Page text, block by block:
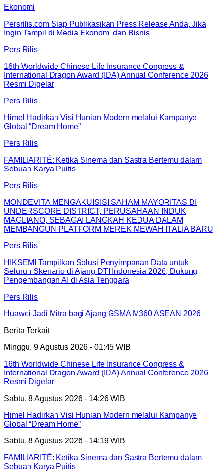
Ekonomi
Persrilis.com Siap Publikasikan Press Release Anda, Jika
Ingin Tampil di Media Ekonomi dan Bisnis
Pers Rilis
16th Worldwide Chinese Life Insurance Congress &
International Dragon Award (IDA) Annual Conference 2026
Resmi Digelar
Pers Rilis
Himel Hadirkan Visi Hunian Modern melalui Kampanye
Global “Dream Home”
Pers Rilis
FAMILIARITÉ: Ketika Sinema dan Sastra Bertemu dalam
Sebuah Karya Puitis
Pers Rilis
MONDEVITA MENGAKUISISI SAHAM MAYORITAS DI
UNDERSCORE DISTRICT, PERUSAHAAN INDUK
MAGLIANO, SEBAGAI LANGKAH KEDUA DALAM
MEMBANGUN PLATFORM MEREK MEWAH ITALIA BARU
Pers Rilis
HIKSEMI Tampilkan Solusi Penyimpanan Data untuk
Seluruh Skenario di Ajang DTI Indonesia 2026, Dukung
Pengembangan AI di Asia Tenggara
Pers Rilis
Huawei Jadi Mitra bagi Ajang GSMA M360 ASEAN 2026
Berita Terkait
Minggu, 9 Agustus 2026 - 01:45 WIB
16th Worldwide Chinese Life Insurance Congress &
International Dragon Award (IDA) Annual Conference 2026
Resmi Digelar
Sabtu, 8 Agustus 2026 - 14:26 WIB
Himel Hadirkan Visi Hunian Modern melalui Kampanye
Global “Dream Home”
Sabtu, 8 Agustus 2026 - 14:19 WIB
FAMILIARITÉ: Ketika Sinema dan Sastra Bertemu dalam
Sebuah Karya Puitis